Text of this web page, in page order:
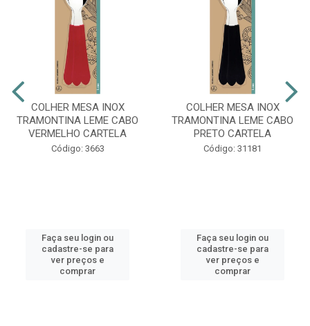
COLHER MESA INOX
TRAMONTINA LEME CABO
VERMELHO CARTELA
Código: 3663
Faça seu login ou
cadastre-se para
ver preços e
comprar
COLHER MESA INOX
TRAMONTINA LEME CABO
PRETO CARTELA
Código: 31181
Faça seu login ou
cadastre-se para
ver preços e
comprar